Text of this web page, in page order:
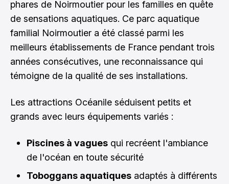
phares de Noirmoutier pour les familles en quête
de sensations aquatiques. Ce parc aquatique
familial Noirmoutier a été classé parmi les
meilleurs établissements de France pendant trois
années consécutives, une reconnaissance qui
témoigne de la qualité de ses installations.
Les attractions Océanile séduisent petits et
grands avec leurs équipements variés :
Piscines à vagues qui recréent l'ambiance
de l'océan en toute sécurité
Toboggans aquatiques adaptés à différents